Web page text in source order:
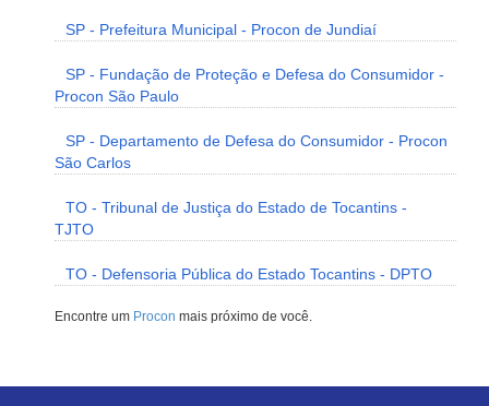
SP - Prefeitura Municipal - Procon de Jundiaí
SP - Fundação de Proteção e Defesa do Consumidor -
Procon São Paulo
SP - Departamento de Defesa do Consumidor - Procon
São Carlos
TO - Tribunal de Justiça do Estado de Tocantins -
TJTO
TO - Defensoria Pública do Estado Tocantins - DPTO
Encontre um Procon mais próximo de você.